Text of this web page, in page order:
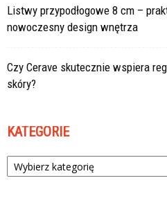
Listwy przypodłogowe 8 cm –
nowoczesny design wnętrza
Czy Cerave skutecznie wspiera
skóry?
KATEGORIE
Kategorie